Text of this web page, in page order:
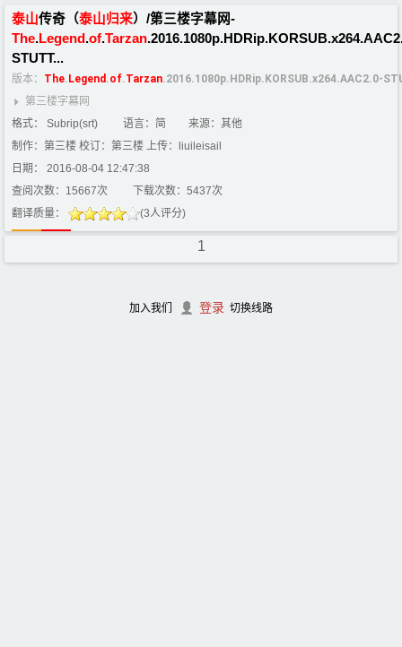
加入我们 登录 切换线路
泰山传奇（泰山归来）/第三楼字幕网-
The.Legend .of.Tarzan
STUTT...
版本： The. Legend.of.Tarzan.2016.1080p.HDRip.KORSUB.x264.AAC2.0-
第三楼字幕网
格式： Subrip(srt)
语言：简
来源：其他
制作：第三楼 校订：第三楼 上传：liuileisail
日期： 2016-08-04 12:47:38
查阅次数：15667次
下载次数：5437次
翻译质量：
(3人评分)
1